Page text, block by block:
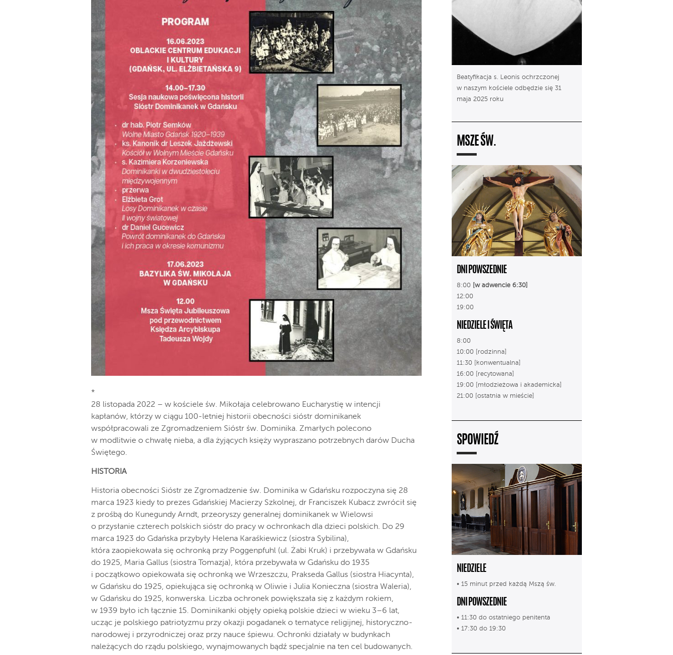
*
28 listopada 2022 – w kościele św. Mikołaja celebrowano Eucharystię w intencji
kapłanów, którzy w ciągu 100-letniej historii obecności sióstr dominikanek
współpracowali ze Zgromadzeniem Sióstr św. Dominika. Zmarłych polecono
w modlitwie o chwałę nieba, a dla żyjących księży wypraszano potrzebnych darów Ducha
Świętego.
HISTORIA
Historia obecności Sióstr ze Zgromadzenie św. Dominika w Gdańsku rozpoczyna się 28
marca 1923 kiedy to prezes Gdańskiej Macierzy Szkolnej, dr Franciszek Kubacz zwrócił się
z prośbą do Kunegundy Arndt, przeoryszy generalnej dominikanek w Wielowsi
o przysłanie czterech polskich sióstr do pracy w ochronkach dla dzieci polskich. Do 29
marca 1923 do Gdańska przybyły Helena Karaśkiewicz (siostra Sybilina),
która zaopiekowała się ochronką przy Poggenpfuhl (ul. Żabi Kruk) i przebywała w Gdańsku
do 1925, Maria Gallus (siostra Tomazja), która przebywała w Gdańsku do 1935
i początkowo opiekowała się ochronką we Wrzeszczu, Prakseda Gallus (siostra Hiacynta),
w Gdańsku do 1925, opiekująca się ochronką w Oliwie i Julia Konieczna (siostra Waleria),
w Gdańsku do 1925, konwerska. Liczba ochronek powiększała się z każdym rokiem,
w 1939 było ich łącznie 15. Dominikanki objęły opieką polskie dzieci w wieku 3–6 lat,
ucząc je polskiego patriotyzmu przy okazji pogadanek o tematyce religijnej, historyczno-
narodowej i przyrodniczej oraz przy nauce śpiewu. Ochronki działały w budynkach
należących do rządu polskiego, wynajmowanych bądź specjalnie na ten cel budowanych.
Beatyfikacja s. Leonis ochrzczonej
w naszym kościele odbędzie się 31
maja 2025 roku
MSZE ŚW.
DNI POWSZEDNIE
8:00 [w adwencie 6:30]
12:00
19:00
NIEDZIELE I ŚWIĘTA
8:00
10:00 [rodzinna]
11:30 [konwentualna]
16:00 [recytowana]
19:00 [młodzieżowa i akademicka]
21:00 [ostatnia w mieście]
SPOWIEDŹ
NIEDZIELE
• 15 minut przed każdą Mszą św.
DNI POWSZEDNIE
• 11:30 do ostatniego penitenta
• 17:30 do 19:30